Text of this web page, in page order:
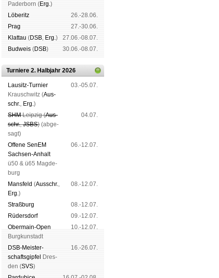
Pader­born (Erg.)
Lö­be­ritz
26.-28.06.
Prag
27.-30.06.
Klat­tau (DSB, Erg.)
27.06.-08.07.
Bud­weis (DSB) 30.06.-08.07.
Turniere 2. Halbjahr 2026
Lau­sitz-Tur­nier
Krausch­witz (Aus­
schr., Erg.)
03.-05.07.
SHMLeip­zig (Aus­
schr.,JSBS) (ab­ge­
sagt)
04.07.
Offene SenEM
Sach­sen-An­halt
ü50 & ü65 Mag­de­
burg
06.-12.07.
Mans­feld (Aus­schr.,
Erg.)
08.-12.07.
Straß­burg
08.-12.07.
Rüders­dorf
09.-12.07.
Ober­main-Open
Burg­kun­stadt
10.-12.07.
DSB-Meister­
schafts­gipfel
Dres­
den (SVS)
16.-26.07.